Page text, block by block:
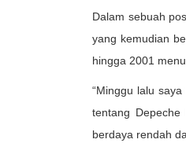
Dalam sebuah
yang kemudian
hingga 2001
“Minggu lalu
tentang
berdaya rendah